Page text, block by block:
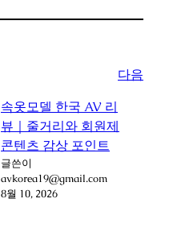
다음
속옷모델 한국 AV 리
뷰｜줄거리와 회원제
콘텐츠 감상 포인트
글쓴이
avkorea19@gmail.com
8월 10, 2026